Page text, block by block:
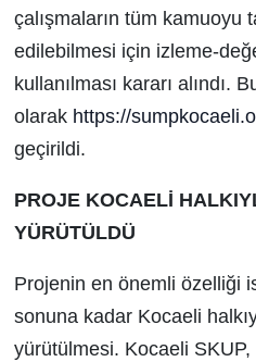
çalışmaların tüm kamuoyu
edilebilmesi için izleme-
kullanılması kararı alındı.
olarak https://
geçirildi.
PROJE KOCAELİ
YÜRÜTÜLDÜ
Projenin en önemli özelliği
sonuna kadar Kocaeli
yürütülmesi. Kocaeli SKUP,